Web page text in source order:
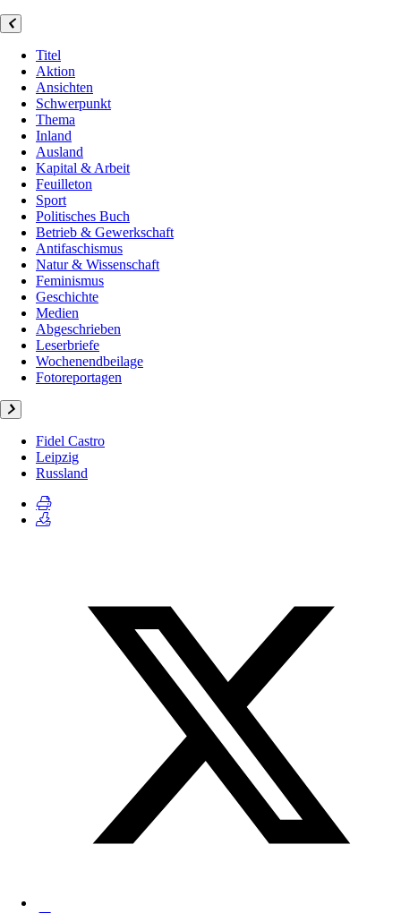
Titel
Aktion
Ansichten
Schwerpunkt
Thema
Inland
Ausland
Kapital & Arbeit
Feuilleton
Sport
Politisches Buch
Betrieb & Gewerkschaft
Antifaschismus
Natur & Wissenschaft
Feminismus
Geschichte
Medien
Abgeschrieben
Leserbriefe
Wochenendbeilage
Fotoreportagen
Fidel Castro
Leipzig
Russland